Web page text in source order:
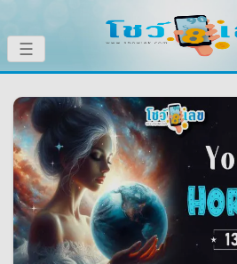
หน้าหลัก
โชว์เลขเด็ดประจำวัน
โชว์เลขหวยดัง
โชว์ผลหวย
☰